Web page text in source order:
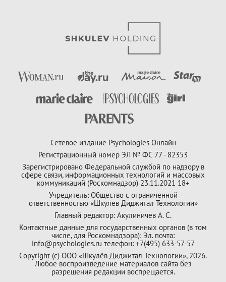
Сетевое издание Psychologies Онлайн
Регистрационный номер ЭЛ № ФС 77 - 82353
Зарегистрировано Федеральной службой по надзору в
сфере связи, информационных технологий и массовых
коммуникаций (Роскомнадзор) 23.11.2021 18+
Учредитель: Общество с ограниченной
ответственностью «Шкулёв Диджитал Технологии»
Главный редактор: Акулиничев А. С.
Контактные данные для государственных органов (в том
числе, для Роскомнадзора): Эл. почта:
info@psychologies.ru телефон: +7(495) 633-57-57
Copyright (с) ООО «Шкулёв Диджитал Технологии», 2026.
Любое воспроизведение материалов сайта без
разрешения редакции воспрещается.